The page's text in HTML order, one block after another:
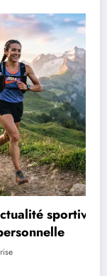
sur votre